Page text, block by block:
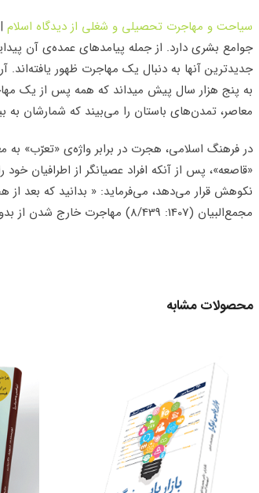
سیاحت و مهاجرت تحصیلی و شغلی از دیدگاه اسلام|
جوامع بشری دارد. از جمله پیامدهای عمده‌ی آن
جدیدترین آنها به دنبال یک مهاجرت ظهور
معاصر، تمدن‌های باستان را می‌بیند که شمارشان
در فرهنگ اسلامی، هجرت در برابر واژه‌ی «تعرّب»
«قاصعه»، پس از آنکه افراد عصیانگر از اطرافیان
مجمع‌البیان (1407: 8/439) مهاجرت خارج شدن از بدویّت و روی آوردن به مدنیت تعریف شده است.
محصولات مشابه